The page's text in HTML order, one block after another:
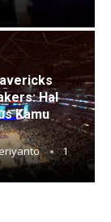
Hal
Kamu
1